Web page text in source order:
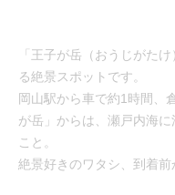
「王子が岳（おうじがた
る絶景スポットです。
岡山駅から車で約1時間、
が岳」からは、瀬戸内海
こと。
絶景好きのワタシ、到着前